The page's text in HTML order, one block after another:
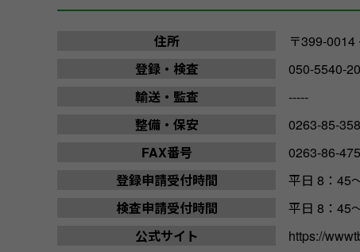
住所
〒399-
登録・検査
050-5540-
輸送・監査
-----
整備・保安
0263-85-
FAX番号
0263-86-
登録申請受付時間
平日 8：45
検査申請受付時間
平日 8：45
公式サイト
https://